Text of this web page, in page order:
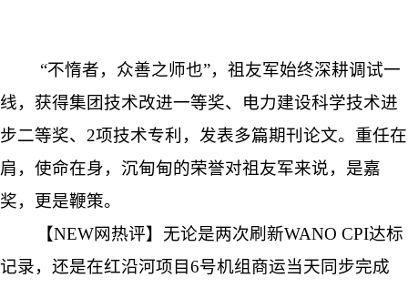
“不惰者，众善之师也”，祖友军始终深耕调试一
线，获得集团技术改进一等奖、电力建设科学技术进
步二等奖、2项技术专利，发表多篇期刊论文。重任在
肩，使命在身，沉甸甸的荣誉对祖友军来说，是嘉
奖，更是鞭策。
【NEW网热评】无论是两次刷新WANO CPI达标
记录，还是在红沿河项目6号机组商运当天同步完成